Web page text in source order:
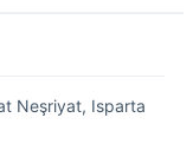
Neşriyat, Isparta